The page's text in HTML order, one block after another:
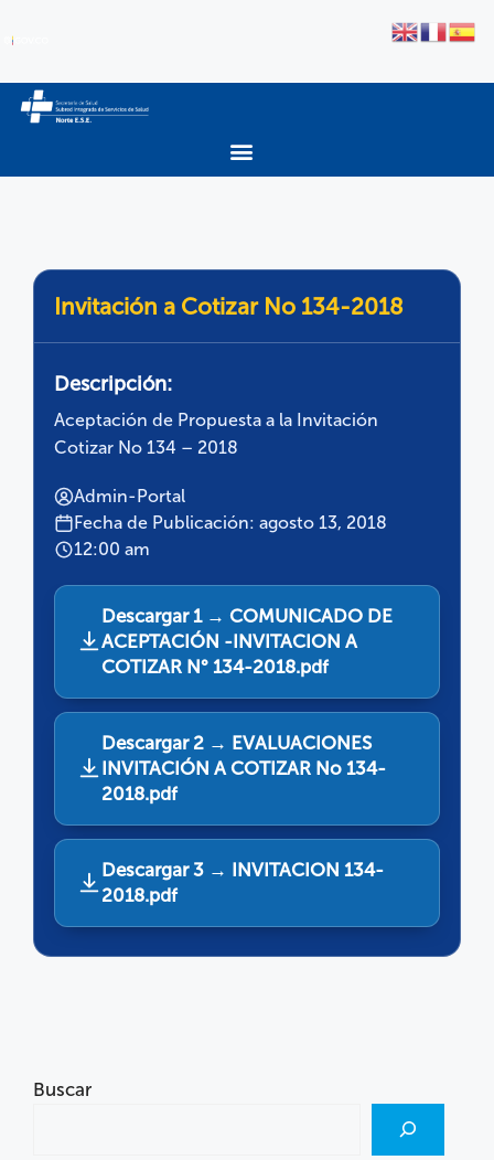
Invitación a Cotizar No 134-2018
Descripción:
Aceptación de Propuesta a la Invitación
Cotizar No 134 – 2018
Admin-Portal
Fecha de Publicación: agosto 13, 2018
12:00 am
Descargar 1 → COMUNICADO DE
ACEPTACIÓN -INVITACION A
COTIZAR N° 134-2018.pdf
Descargar 2 → EVALUACIONES
INVITACIÓN A COTIZAR No 134-
2018.pdf
Descargar 3 → INVITACION 134-
2018.pdf
Buscar